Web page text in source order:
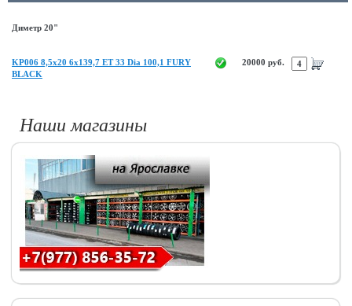
Диметр 20"
KP006 8,5x20 6x139,7 ET 33 Dia 100,1 FURY
BLACK
20000 руб.
Наши магазины